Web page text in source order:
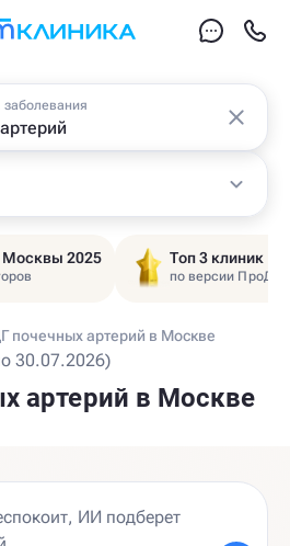
заболевания
Москвы 2025 Топ 3 клиник
по версии
почечных артерий в Москве
30.07.2026)
артерий в Москве